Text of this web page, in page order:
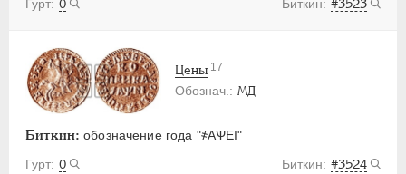
0 #3523
МД
Биткин: обозначение года "҂АѰЕI"
0
#3524
Цены 17